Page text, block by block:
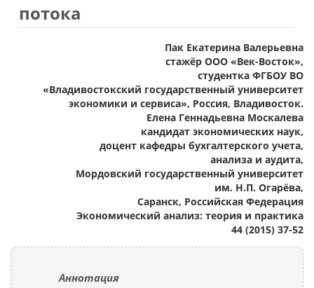
потока
Пак Екатерина Валерьевна
стажёр ООО «Век-Восток»,
студентка ФГБОУ ВО
«Владивостокский государственный университет
экономики и сервиса», Россия, Владивосток.
Елена Геннадьевна Москалева
кандидат экономических наук,
доцент кафедры бухгалтерского учета,
анализа и аудита,
Мордовский государственный университет
им. Н.П. Огарёва,
Саранск, Российская Федерация
Экономический анализ: теория и практика
44 (2015) 37-52
Аннотация